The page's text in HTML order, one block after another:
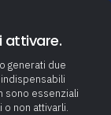
attivare.
generati due
sono essenziali
non attivarli.